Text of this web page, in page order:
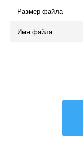
Размер файла
Имя файла